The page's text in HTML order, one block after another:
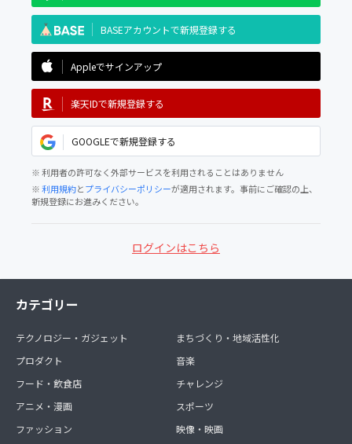
BASEアカウントで新規登録する
Appleでサインアップ
楽天IDで新規登録する
GOOGLEで新規登録する
※ 利用者の許可なく外部サービスを利用されることはありません
※利用規約とプライバシーポリシーが適用されます。事前にご確認の上、
新規登録にお進みください。
ログインはこちら
カテゴリー
テクノロジー・ガジェット
プロダクト
フード・飲食店
アニメ・漫画
ファッション
まちづくり・地域活性化
音楽
チャレンジ
スポーツ
映像・映画